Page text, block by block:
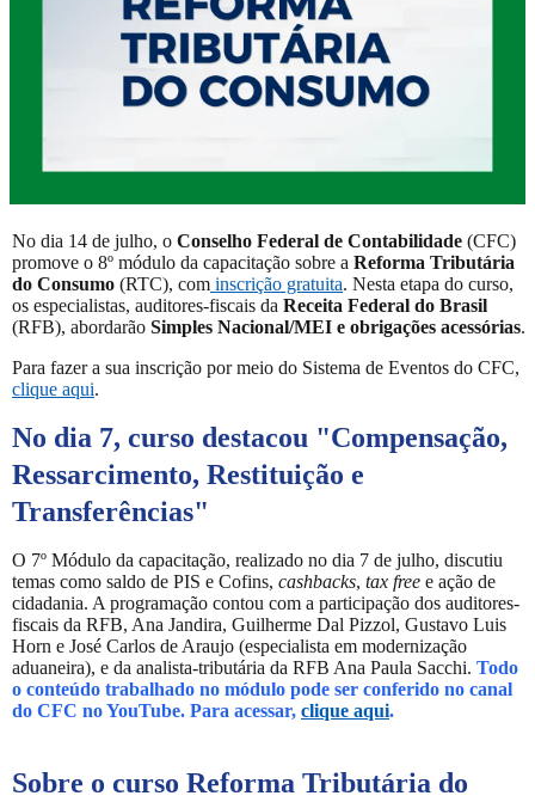
No dia 14 de julho, o Conselho Federal de Contabilidade (CFC)
promove o 8º módulo da capacitação sobre a Reforma Tributária
do Consumo (RTC), com inscrição gratuita. Nesta etapa do curso,
os especialistas, auditores-fiscais da Receita Federal do Brasil
(RFB), abordarão Simples Nacional/MEI e obrigações acessórias.
Para fazer a sua inscrição por meio do Sistema de Eventos do CFC,
clique aqui.
No dia 7, curso destacou "Compensação,
Ressarcimento, Restituição e
Transferências"
O 7º Módulo da capacitação, realizado no dia 7 de julho, discutiu
temas como saldo de PIS e Cofins, cashbacks, tax free e ação de
cidadania. A programação contou com a participação dos auditores-
fiscais da RFB, Ana Jandira, Guilherme Dal Pizzol, Gustavo Luis
Horn e José Carlos de Araujo (especialista em modernização
aduaneira), e da analista-tributária da RFB Ana Paula Sacchi. Todo
o conteúdo trabalhado no módulo pode ser conferido no canal
do CFC no YouTube. Para acessar, clique aqui.
Sobre o curso Reforma Tributária do